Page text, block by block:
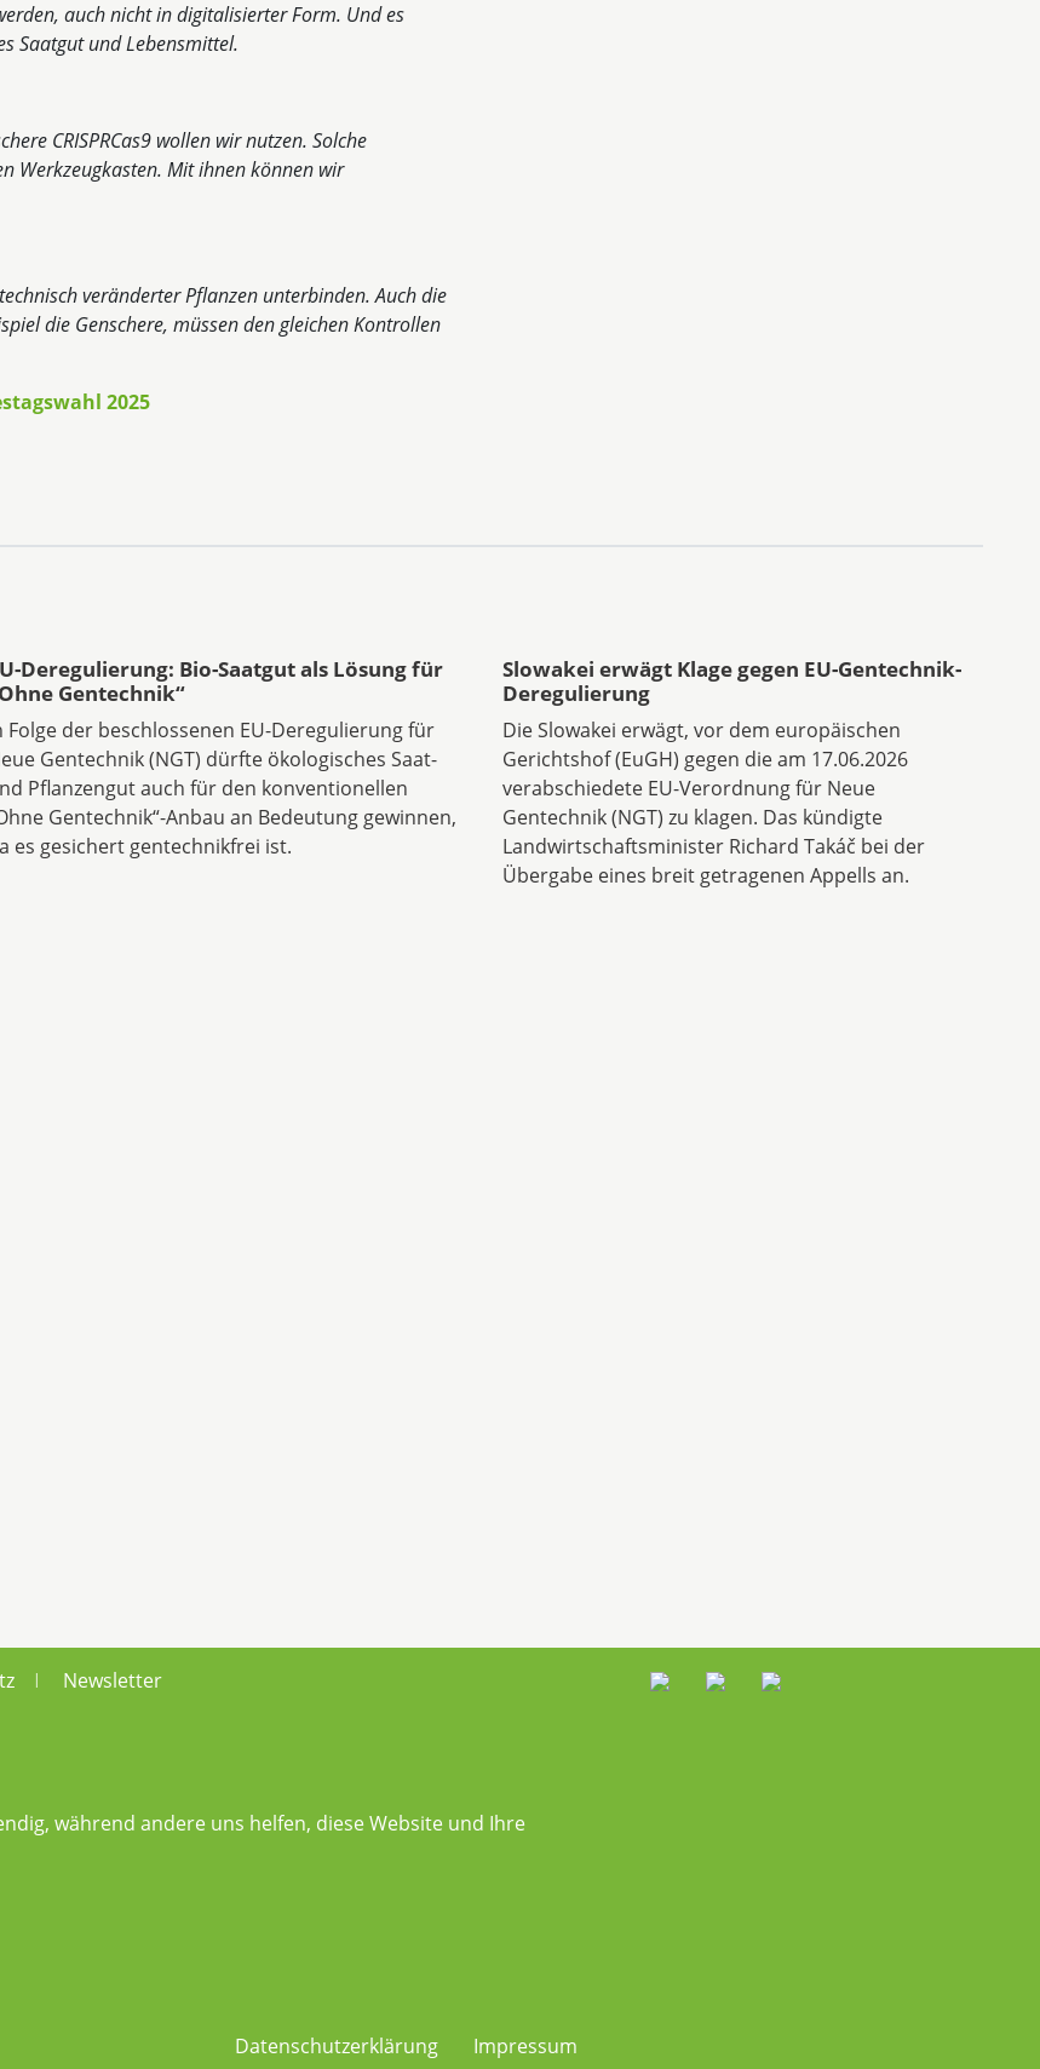
auch nicht in digitalisierter Form. Und es
Saatgut und Lebensmittel.
CRISPRCas9 wollen wir nutzen. Solche
Werkzeugkasten. Mit ihnen können wir
veränderter Pflanzen unterbinden. Auch die
die Genschere, müssen den gleichen Kontrollen
2025
Deregulierung: Bio-Saatgut als Lösung für
Gentechnik“
Folge der beschlossenen EU-Deregulierung für
Gentechnik (NGT) dürfte ökologisches Saat-
Pflanzengut auch für den konventionellen
Gentechnik“-Anbau an Bedeutung gewinnen,
es gesichert gentechnikfrei ist.
Slowakei erwägt Klage gegen EU-Gentechnik-
Deregulierung
Die Slowakei erwägt, vor dem europäischen
Gerichtshof (EuGH) gegen die am 17.06.2026
verabschiedete EU-Verordnung für Neue
Gentechnik (NGT) zu klagen. Das kündigte
Landwirtschaftsminister Richard Takáč bei der
Übergabe eines breit getragenen Appells an.
| Newsletter
während andere uns helfen, diese Website und Ihre
Datenschutzerklärung
Impressum